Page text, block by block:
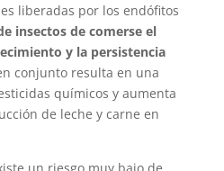
liberadas por los endófitos
insectos de comerse el
y la persistencia
conjunto resulta en una
químicos y aumenta
de leche y carne en
un riesgo muy bajo de